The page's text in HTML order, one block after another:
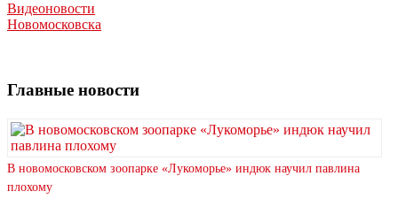
Видеоновости
Новомосковска
Главные новости
В новомосковском зоопарке «Лукоморье» индюк научил павлина
плохому